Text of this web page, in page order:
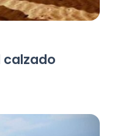
calzado